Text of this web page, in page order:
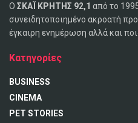
Ο ΣΚΑΪ ΚΡΗΤΗΣ 92,1 από το
συνειδητοποιημένο ακροατή
έγκαιρη ενημέρωση αλλά και
Κατηγορίες
BUSINESS
CINEMA
PET STORIES